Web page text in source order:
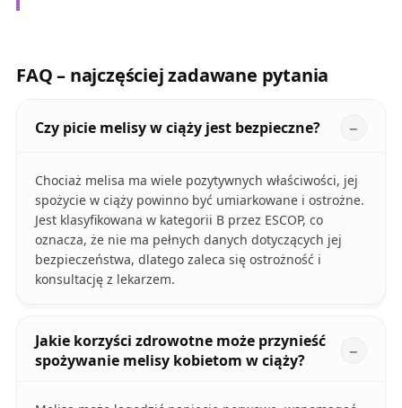
FAQ – najczęściej zadawane pytania
Czy picie melisy w ciąży jest bezpieczne?
Chociaż melisa ma wiele pozytywnych właściwości, jej
spożycie w ciąży powinno być umiarkowane i ostrożne.
Jest klasyfikowana w kategorii B przez ESCOP, co
oznacza, że nie ma pełnych danych dotyczących jej
bezpieczeństwa, dlatego zaleca się ostrożność i
konsultację z lekarzem.
Jakie korzyści zdrowotne może przynieść
spożywanie melisy kobietom w ciąży?